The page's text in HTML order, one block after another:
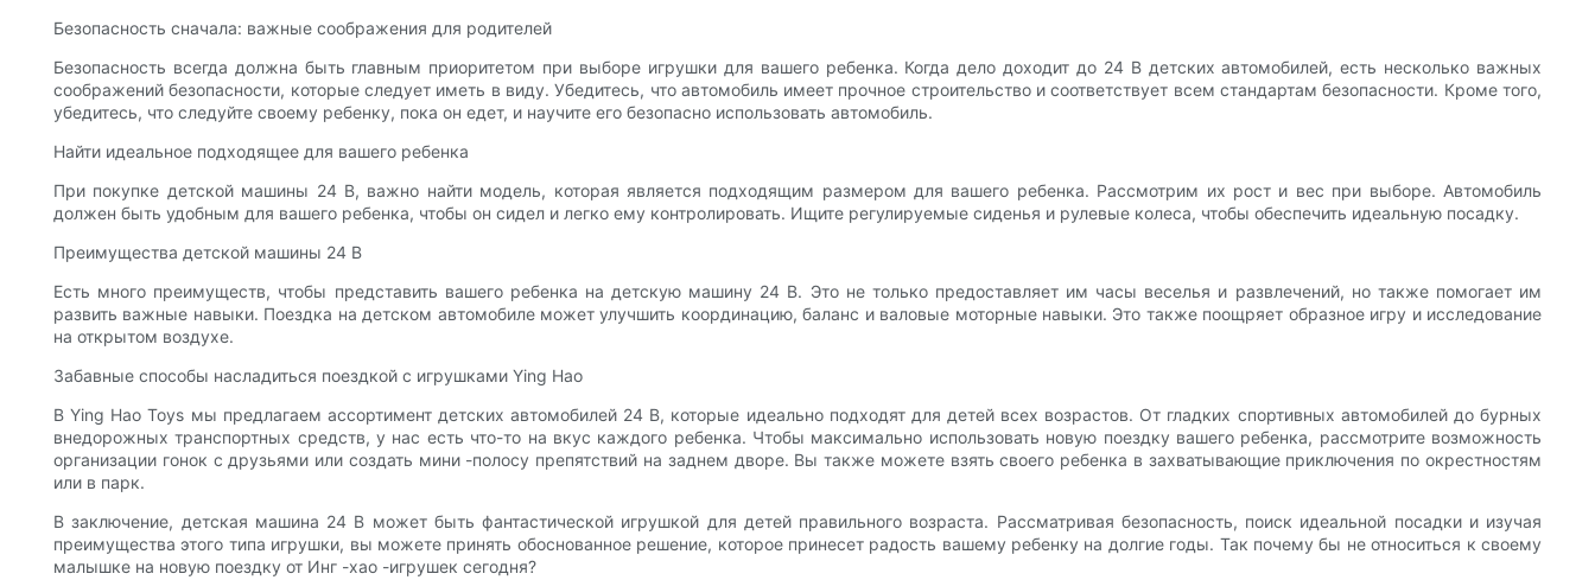
Безопасность сначала: важные соображения для родителей
Безопасность всегда должна быть главным приоритетом при выборе игрушки для вашего ребенка. Когда дело доходит до 24 В детских автомобилей, есть несколько важных
соображений безопасности, которые следует иметь в виду. Убедитесь, что автомобиль имеет прочное строительство и соответствует всем стандартам безопасности. Кроме того,
убедитесь, что следуйте своему ребенку, пока он едет, и научите его безопасно использовать автомобиль.
Найти идеальное подходящее для вашего ребенка
При покупке детской машины 24 В, важно найти модель, которая является подходящим размером для вашего ребенка. Рассмотрим их рост и вес при выборе. Автомобиль
должен быть удобным для вашего ребенка, чтобы он сидел и легко ему контролировать. Ищите регулируемые сиденья и рулевые колеса, чтобы обеспечить идеальную посадку.
Преимущества детской машины 24 В
Есть много преимуществ, чтобы представить вашего ребенка на детскую машину 24 В. Это не только предоставляет им часы веселья и развлечений, но также помогает им
развить важные навыки. Поездка на детском автомобиле может улучшить координацию, баланс и валовые моторные навыки. Это также поощряет образное игру и исследование
на открытом воздухе.
Забавные способы насладиться поездкой с игрушками Ying Hao
В Ying Hao Toys мы предлагаем ассортимент детских автомобилей 24 В, которые идеально подходят для детей всех возрастов. От гладких спортивных автомобилей до бурных
внедорожных транспортных средств, у нас есть что-то на вкус каждого ребенка. Чтобы максимально использовать новую поездку вашего ребенка, рассмотрите возможность
организации гонок с друзьями или создать мини -полосу препятствий на заднем дворе. Вы также можете взять своего ребенка в захватывающие приключения по окрестностям
или в парк.
В заключение, детская машина 24 В может быть фантастической игрушкой для детей правильного возраста. Рассматривая безопасность, поиск идеальной посадки и изучая
преимущества этого типа игрушки, вы можете принять обоснованное решение, которое принесет радость вашему ребенку на долгие годы. Так почему бы не относиться к своему
малышке на новую поездку от Инг -хао -игрушек сегодня?